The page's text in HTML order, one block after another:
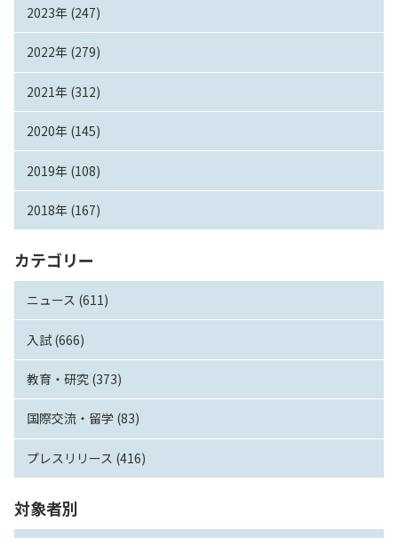
2023年 (247)
2022年 (279)
2021年 (312)
2020年 (145)
2019年 (108)
2018年 (167)
カテゴリー
ニュース (611)
入試 (666)
教育・研究 (373)
国際交流・留学 (83)
プレスリリース (416)
対象者別